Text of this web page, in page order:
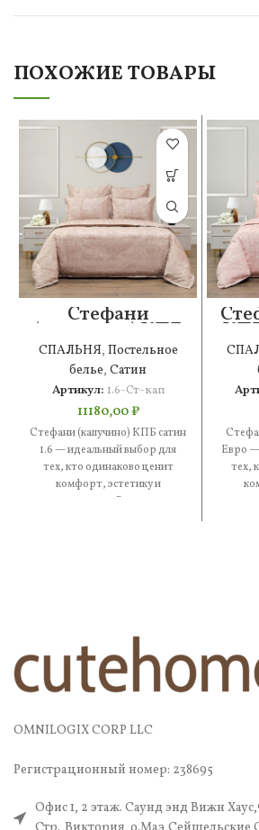
ПОХОЖИЕ ТОВАРЫ
Стефани
(капучино) КПБ
сатин 1.6
СПАЛЬНЯ, Постельное
белье, Сатин
Артикул: 1.6-Ст-кап
11180,00₽
Стефани (капучино) КПБ сатин
1.6 — идеальный выбор для
тех, кто одинаково ценит
комфорт, эстетику и
практичность. В составе —
Евро —
тех,
OMNILOGIX CORP LLC
Регистрационный номер: 238695
Офис 1, 2 этаж. Саунд энд Вижн